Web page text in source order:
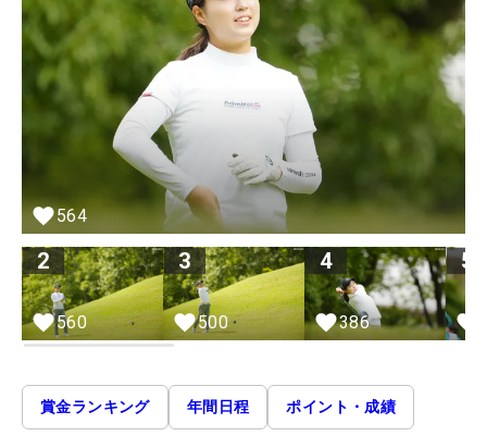
564
2
560
3
500
4
386
5
賞金ランキング 年間日程 ポイント・成績